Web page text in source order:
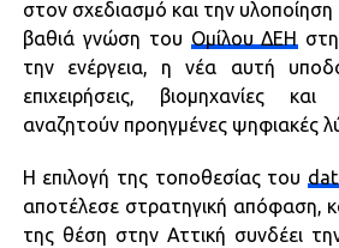
στον σχεδιασμό και την
βαθιά γνώση του Ομίλου ΔΕΗ
την ενέργεια, η νέα αυτή
επιχειρήσεις, βιομηχανίες
αναζητούν προηγμένες ψηφιακές
Η επιλογή της τοποθεσίας του
αποτέλεσε στρατηγική απόφαση,
της θέση στην Αττική συνδέει